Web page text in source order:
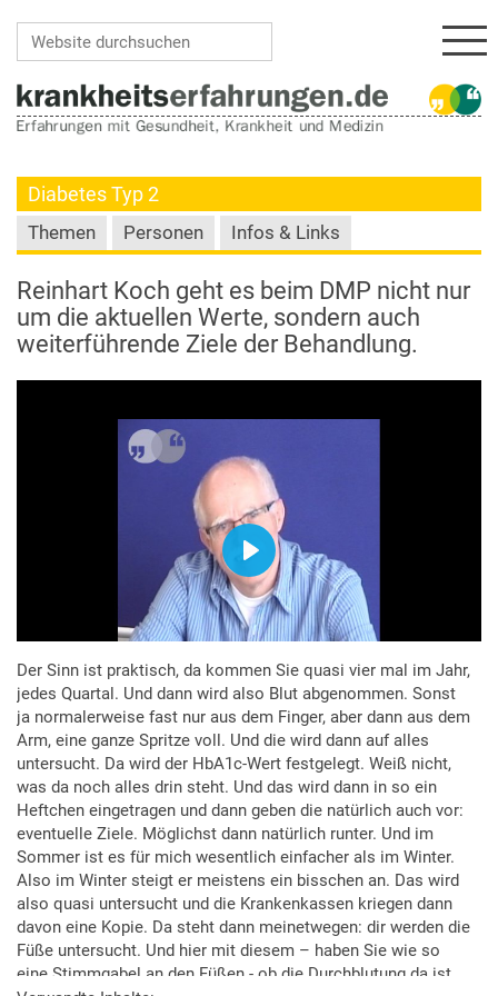
Diabetes Typ 2
Themen Personen Infos & Links
Reinhart Koch geht es beim DMP nicht nur
um die aktuellen Werte, sondern auch
weiterführende Ziele der Behandlung.
Der Sinn ist praktisch, da kommen Sie quasi vier mal im Jahr,
jedes Quartal. Und dann wird also Blut abgenommen. Sonst
ja normalerweise fast nur aus dem Finger, aber dann aus dem
Arm, eine ganze Spritze voll. Und die wird dann auf alles
untersucht. Da wird der HbA1c-Wert festgelegt. Weiß nicht,
was da noch alles drin steht. Und das wird dann in so ein
Heftchen eingetragen und dann geben die natürlich auch vor:
eventuelle Ziele. Möglichst dann natürlich runter. Und im
Sommer ist es für mich wesentlich einfacher als im Winter.
Also im Winter steigt er meistens ein bisschen an. Das wird
also quasi untersucht und die Krankenkassen kriegen dann
davon eine Kopie. Da steht dann meinetwegen: dir werden die
Füße untersucht. Und hier mit diesem – haben Sie wie so
eine Stimmgabel an den Füßen - ob die Durchblutung da ist,